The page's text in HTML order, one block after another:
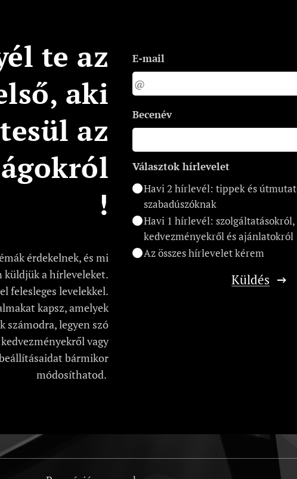
te az
aki
az
!
érdekelnek, és mi
küldjük a hírleveleket.
felesleges levelekkel.
kapsz, amelyek
számodra, legyen szó
vagy
bármikor
módosíthatod.
E-mail
Becenév
Választok hírlevelet
Havi 2 hírlevél: tippek és
szabadúszóknak
Havi 1 hírlevél: szolgáltatásokról,
kedvezményekről és ajánlatokról
Az összes hírlevelet kérem
Küldés